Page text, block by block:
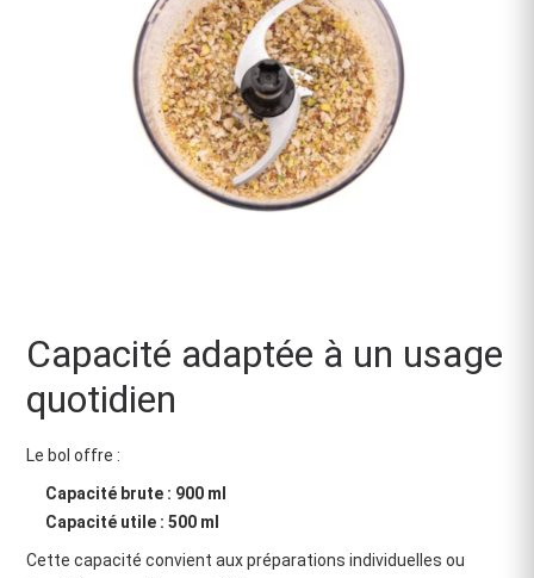
Capacité adaptée à un usage
quotidien
Le bol offre :
Capacité brute : 900 ml
Capacité utile : 500 ml
Cette capacité convient aux préparations individuelles ou